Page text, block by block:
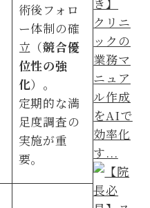
術後フォロ
ー体制の確
立（競合優
位性の強
化）。
定期的な満
足度調査の
実施が重
要。
クリニ
ックの
業務マ
ニュア
ル作成
をAIで
効率化
す...